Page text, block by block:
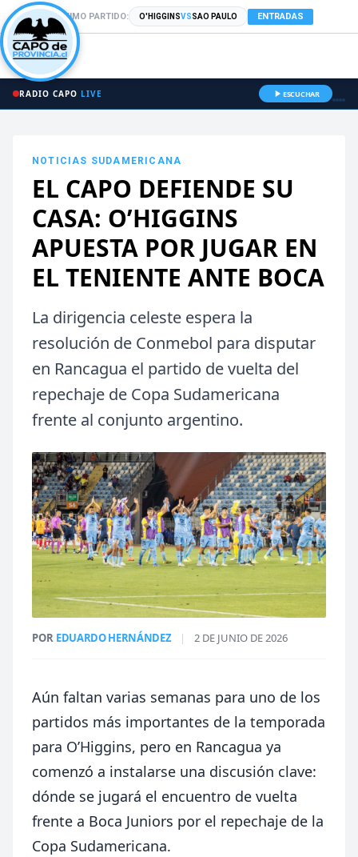
PRÓXIMO PARTIDO: O'HIGGINSVSSAO PAULO ENTRADAS
RADIO CAPO LIVE ESCUCHAR
NOTICIAS SUDAMERICANA
EL CAPO DEFIENDE SU
CASA: O’HIGGINS
APUESTA POR JUGAR EN
EL TENIENTE ANTE BOCA
La dirigencia celeste espera la
resolución de Conmebol para disputar
en Rancagua el partido de vuelta del
repechaje de Copa Sudamericana
frente al conjunto argentino.
POR EDUARDO HERNÁNDEZ | 2 DE JUNIO DE 2026
Aún faltan varias semanas para uno de los
partidos más importantes de la temporada
para O’Higgins, pero en Rancagua ya
comenzó a instalarse una discusión clave:
dónde se jugará el encuentro de vuelta
frente a Boca Juniors por el repechaje de la
Copa Sudamericana.